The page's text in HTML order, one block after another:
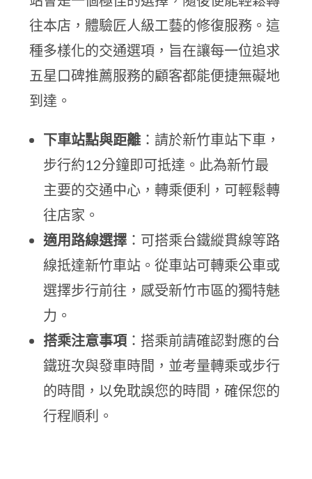
往本店，體驗匠人級工藝的修復服務。這
種多樣化的交通選項，旨在讓每一位追求
五星口碑推薦服務的顧客都能便捷無礙地
到達。
下車站點與距離 ：請於新竹車站下車，
步行約12分鐘即可抵達。此為新竹最
主要的交通中心，轉乘便利，可輕鬆轉
往店家。
適用路線選擇 ：可搭乘台鐵縱貫線等路
線抵達新竹車站。從車站可轉乘公車或
選擇步行前往，感受新竹市區的獨特魅
力。
搭乘注意事項 ：搭乘前請確認對應的台
鐵班次與發車時間，並考量轉乘或步行
的時間，以免耽誤您的時間，確保您的
行程順利。